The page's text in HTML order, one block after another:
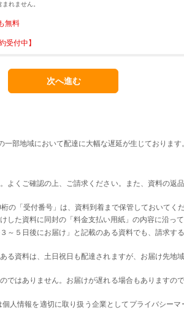
れません。
無料
受付中】
部地域において配達に大幅な遅延が生じておりま
よくご確認の上、ご請求ください。また、資料の返
の「受付番号」は、資料到着まで保管しておいてくだ
た資料に同封の「料金支払い用紙」の内容に沿って
～５日後にお届け」と記載のある資料でも、請求す
る資料は、土日祝日も配達されますが、お届け先地
ではありません。お届けが遅れる場合もありますの
人情報を適切に取り扱う企業としてプライバシー